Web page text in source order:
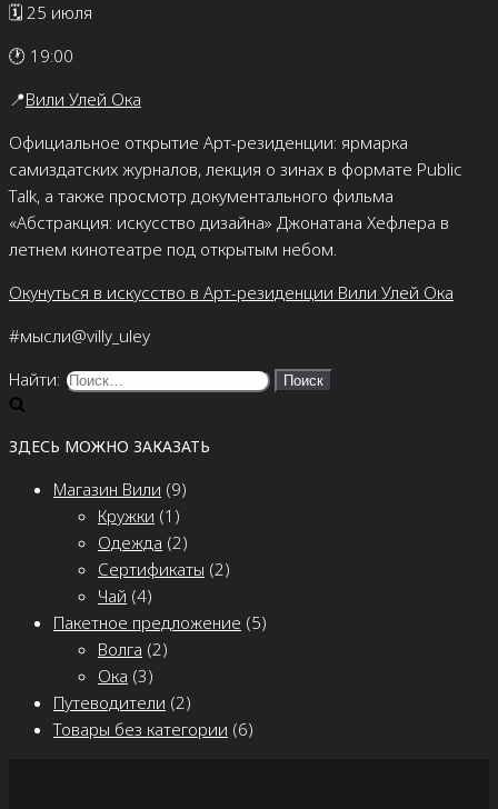
🗓️ 25 июля
🕐 19:00
📍Вили Улей Ока
Официальное открытие Арт-резиденции: ярмарка
самиздатских журналов, лекция о зинах в формате Public
Talk, а также просмотр документального фильма
«Абстракция: искусство дизайна» Джонатана Хефлера в
летнем кинотеатре под открытым небом.
Окунуться в искусство в Арт-резиденции Вили Улей Ока
#мысли@villy_uley
Найти:
ЗДЕСЬ МОЖНО ЗАКАЗАТЬ
Магазин Вили (9)
Кружки (1)
Одежда (2)
Сертификаты (2)
Чай (4)
Пакетное предложение (5)
Волга (2)
Ока (3)
Путеводители (2)
Товары без категории (6)